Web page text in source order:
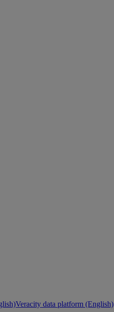
Veracity data platform (English)